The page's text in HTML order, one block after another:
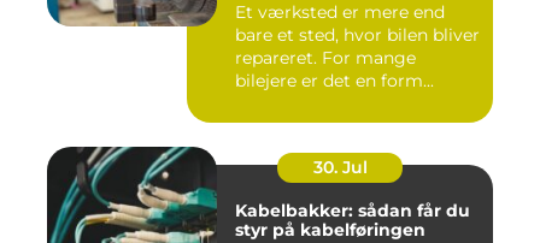
Et værksted er mere end
bare et sted, hvor bilen bliver
repareret. For mange
bilejere er det en form...
30. Jul
Kabelbakker: sådan får du
styr på kabelføringen